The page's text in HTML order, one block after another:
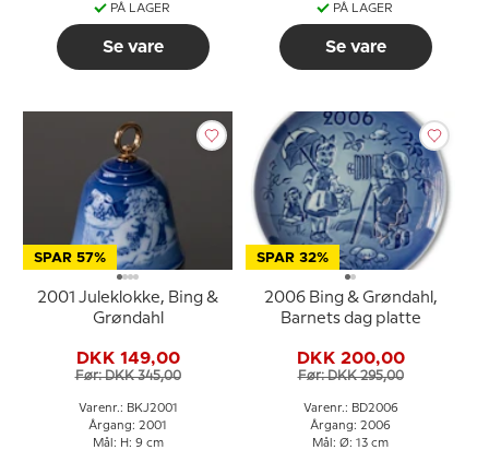
PÅ LAGER
Se vare
PÅ LAGER
Se vare
SPAR 57%
2001 Juleklokke, Bing &
Grøndahl
DKK 149,00
Før: DKK 345,00
Varenr.: BKJ2001
Årgang: 2001
Mål: H: 9 cm
SPAR 32%
2006 Bing & Grøndahl,
Barnets dag platte
DKK 200,00
Før: DKK 295,00
Varenr.: BD2006
Årgang: 2006
Mål: Ø: 13 cm